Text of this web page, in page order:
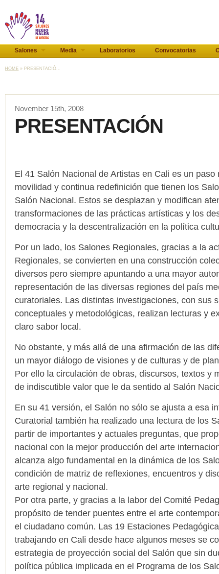
Salones Media Laboratorios Convocatorias
HOME » PRESENTACIÓ...
November 15th, 2008
PRESENTACIÓN
El 41 Salón Nacional de Artistas en Cali es un paso
movilidad y continua redefinición que tienen los
Salón Nacional. Estos se desplazan y modifican
transformaciones de las prácticas artísticas y los
democracia y la descentralización en la política
Por un lado, los Salones Regionales, gracias a la
Regionales, se convierten en una construcción
diversos pero siempre apuntando a una mayor
representación de las diversas regiones del país
curatoriales. Las distintas investigaciones, con sus
conceptuales y metodológicas, realizan lecturas y
claro sabor local.
No obstante, y más allá de una afirmación de las
un mayor diálogo de visiones y de culturas y de
Por ello la circulación de obras, discursos, textos y
de indiscutible valor que le da sentido al Salón
En su 41 versión, el Salón no sólo se ajusta a esa
Curatorial también ha realizado una lectura de los
partir de importantes y actuales preguntas, que
nacional con la mejor producción del arte
alcanza algo fundamental en la dinámica de los
condición de matriz de reflexiones, encuentros y
arte regional y nacional.
Por otra parte, y gracias a la labor del Comité
propósito de tender puentes entre el arte
el ciudadano común. Las 19 Estaciones
trabajando en Cali desde hace algunos meses se
estrategia de proyección social del Salón que sin
política pública implicada en el Programa de los